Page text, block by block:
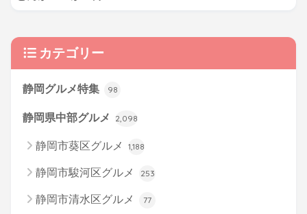
カテゴリー
静岡グルメ特集 98
静岡県中部グルメ 2,098
静岡市葵区グルメ 1,188
静岡市駿河区グルメ 253
静岡市清水区グルメ 77